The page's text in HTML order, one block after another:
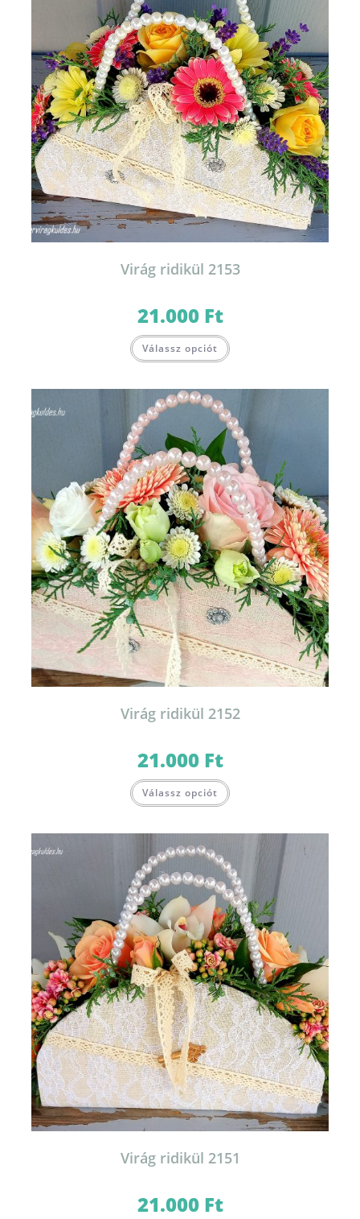
Virág ridikül 2153
21.000 Ft
Válassz opciót
Virág ridikül 2152
21.000 Ft
Válassz opciót
Virág ridikül 2151
21.000 Ft